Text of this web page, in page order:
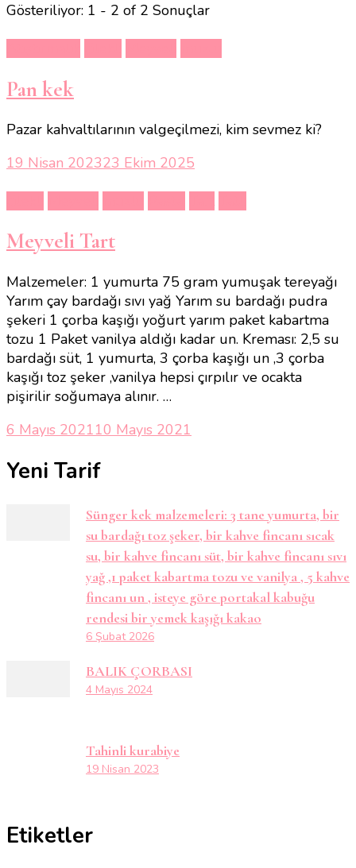
Gösteriliyor: 1 - 2 of 2 Sonuçlar
Pan kek
Pazar kahvaltılarının valgeçilmezi, kim sevmez ki?
19 Nisan 202323 Ekim 2025
Meyveli Tart
Malzemeler: 1 yumurta 75 gram yumuşak tereyağı
Yarım çay bardağı sıvı yağ Yarım su bardağı pudra
şekeri 1 çorba kaşığı yoğurt yarım paket kabartma
tozu 1 Paket vanilya aldığı kadar un. Kreması: 2,5 su
bardağı süt, 1 yumurta, 3 çorba kaşığı un ,3 çorba
kaşığı toz şeker ,vanilya hepsi çırpılır ve ocakta
pişirilir soğumaya alınır. …
6 Mayıs 202110 Mayıs 2021
Yeni Tarif
Sünger kek malzemeleri: 3 tane yumurta, bir
su bardağı toz şeker, bir kahve fincanı sıcak
su, bir kahve fincanı süt, bir kahve fincanı sıvı
yağ ,1 paket kabartma tozu ve vanilya , 5 kahve
fincanı un , isteye göre portakal kabuğu
rendesi bir yemek kaşığı kakao
6 Şubat 2026
BALIK ÇORBASI
4 Mayıs 2024
Tahinli kurabiye
19 Nisan 2023
Etiketler